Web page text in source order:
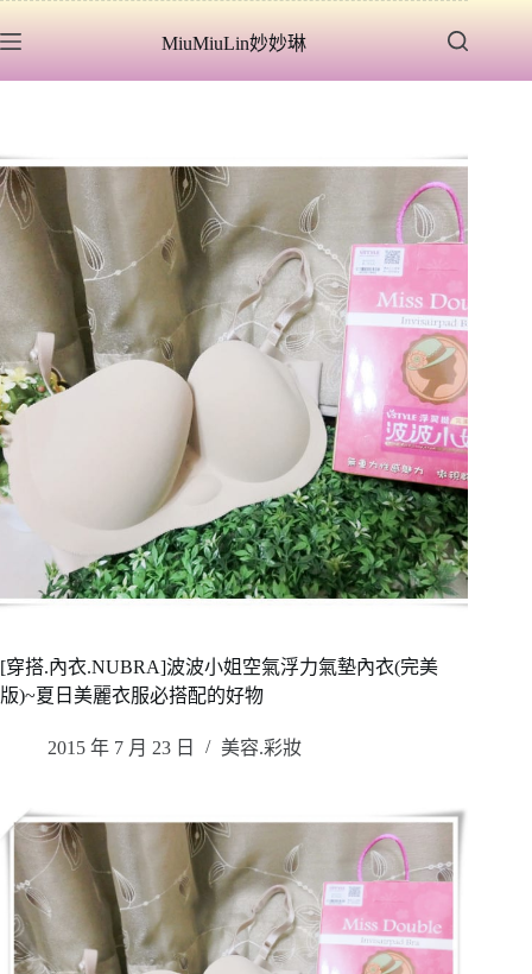
至
容
MiuMiuLin妙妙琳
[穿搭.內衣.NUBRA]波波小姐空氣浮力氣墊內衣(完美
版)~夏日美麗衣服必搭配的好物
2015 年 7 月 23 日 美容.彩妝